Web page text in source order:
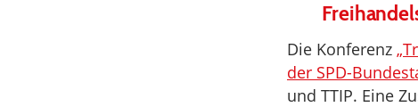
Die Konferenz
der SPD-
und TTIP. Eine